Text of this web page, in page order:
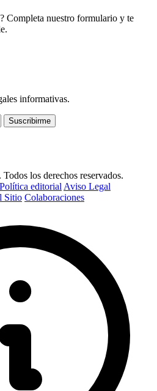
Completa nuestro formulario y te
informativas.
Suscribirme
los derechos reservados.
Política editorial Aviso Legal
Sitio Colaboraciones